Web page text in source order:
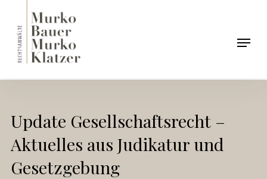
main
content
Menu
Update Gesellschaftsrecht –
Aktuelles aus Judikatur und
Gesetzgebung